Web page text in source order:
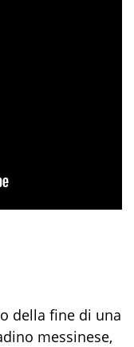
della fine di una
messinese,